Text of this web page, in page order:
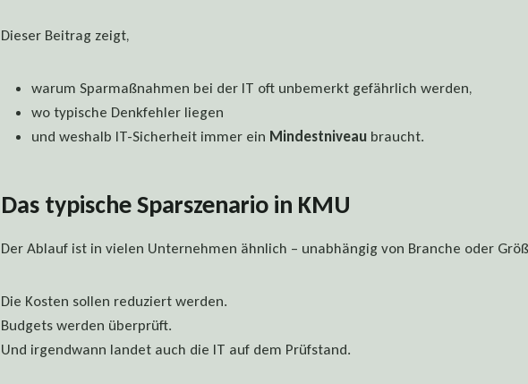
Dieser Beitrag zeigt,
warum Sparmaßnahmen bei der IT oft unbemerkt gefährlich werden,
wo typische Denkfehler liegen
und weshalb IT-Sicherheit immer ein Mindestniveau braucht.
Das typische Sparszenario in KMU
Der Ablauf ist in vielen Unternehmen ähnlich – unabhängig von Branche oder
Die Kosten sollen reduziert werden.
Budgets werden überprüft.
Und irgendwann landet auch die IT auf dem Prüfstand.